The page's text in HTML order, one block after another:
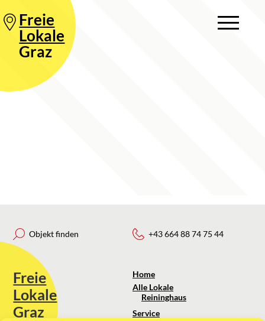
Freie
Lokale
Graz
Objekt finden
Freie
Lokale
Graz
+43 664 88 74 75 44
Home
Alle Lokale
Reininghaus
Service